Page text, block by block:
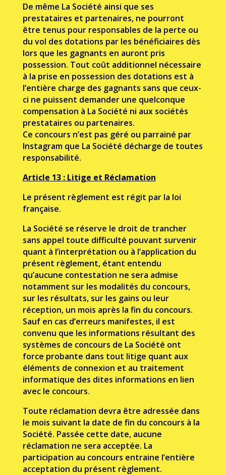
De même La Société ainsi que ses
prestataires et partenaires, ne pourront
être tenus pour responsables de la perte ou
du vol des dotations par les bénéficiaires dès
lors que les gagnants en auront pris
possession. Tout coût additionnel nécessaire
à la prise en possession des dotations est à
l’entière charge des gagnants sans que ceux-
ci ne puissent demander une quelconque
compensation à La Société ni aux sociétés
prestataires ou partenaires.
Ce concours n’est pas géré ou parrainé par
Instagram que La Société décharge de toutes
responsabilité.
Article 13 : Litige et Réclamation
Le présent règlement est régit par la loi
française.
La Société se réserve le droit de trancher
sans appel toute difficulté pouvant survenir
quant à l’interprétation ou à l’application du
présent règlement, étant entendu
qu’aucune contestation ne sera admise
notamment sur les modalités du concours,
sur les résultats, sur les gains ou leur
réception, un mois après la fin du concours.
Sauf en cas d’erreurs manifestes, il est
convenu que les informations résultant des
systèmes de concours de La Société ont
force probante dans tout litige quant aux
éléments de connexion et au traitement
informatique des dites informations en lien
avec le concours.
Toute réclamation devra être adressée dans
le mois suivant la date de fin du concours à la
Société. Passée cette date, aucune
réclamation ne sera acceptée. La
participation au concours entraine l’entière
acceptation du présent règlement.